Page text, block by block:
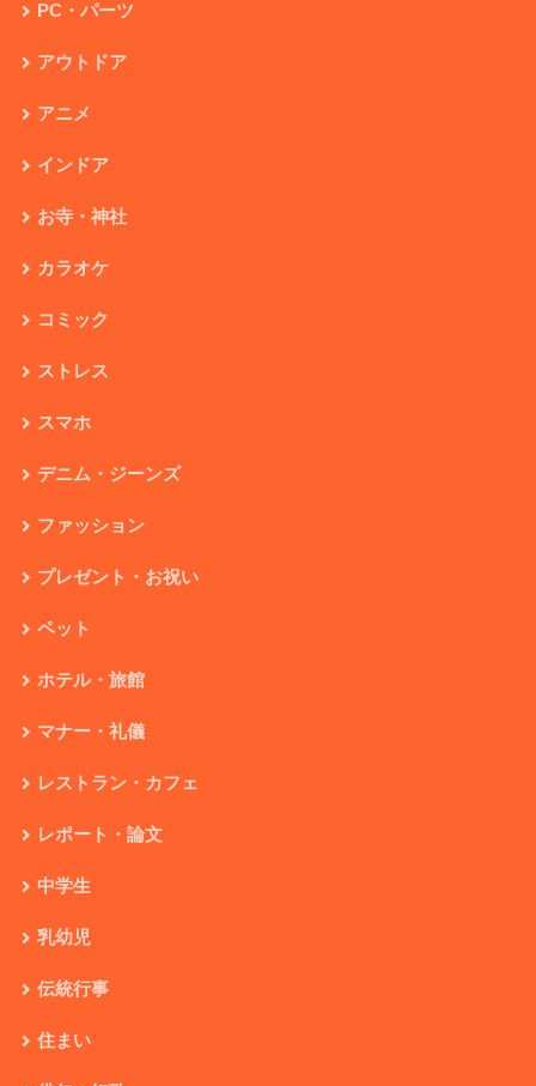
PC・パーツ
アウトドア
アニメ
インドア
お寺・神社
カラオケ
コミック
ストレス
スマホ
デニム・ジーンズ
ファッション
プレゼント・お祝い
ペット
ホテル・旅館
マナー・礼儀
レストラン・カフェ
レポート・論文
中学生
乳幼児
伝統行事
住まい